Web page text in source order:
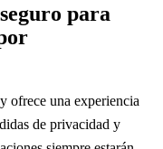
para
ofrece una experiencia
de privacidad y